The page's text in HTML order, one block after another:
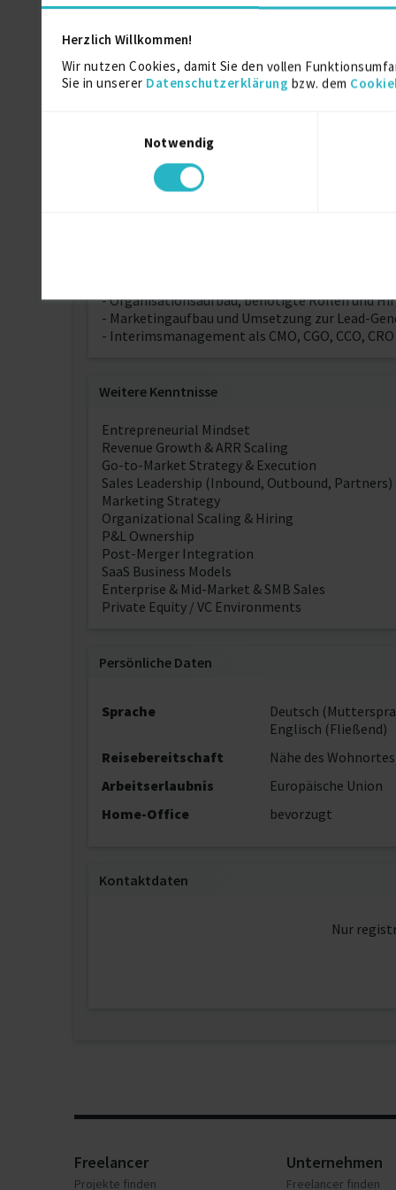
Herzlich Willkommen!
Wir nutzen Cookies, damit Sie den vollen
Sie in unserer Datenschutzerklärung bzw. dem
Notwendig
- Organisationsaufbau, benötigte Rollen und
- Marketingaufbau und Umsetzung zur Lead-
- Interimsmanagement als CMO, CGO, CCO,
Weitere Kenntnisse
Entrepreneurial Mindset
Revenue Growth & ARR Scaling
Go-to-Market Strategy & Execution
Sales Leadership (Inbound, Outbound, Partners)
Marketing Strategy
Organizational Scaling & Hiring
P&L Ownership
Post-Merger Integration
SaaS Business Models
Enterprise & Mid-Market & SMB Sales
Private Equity / VC Environments
Persönliche Daten
Sprache
Deutsch
Englisch (Fließend)
Reisebereitschaft
Nähe des Wohnortes
Arbeitserlaubnis
Europäische Union
Home-Office
bevorzugt
Kontaktdaten
Nur
Freelancer
Projekte finden
Unternehmen
Freelancer finden